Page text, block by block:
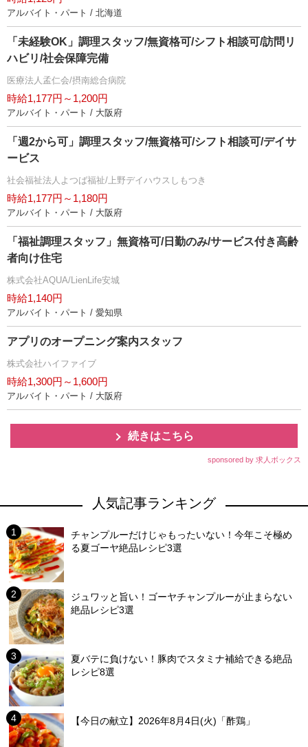
アルバイト・パート / 北海道
「未経験OK」調理スタッフ/無資格可/シフト相談可/訪問リ
ハビリ/社会保障完備
医療法人孟仁会/摂南総合病院
時給1,177円～1,200円
アルバイト・パート / 大阪府
「週2から可」調理スタッフ/無資格可/シフト相談可/デイサ
ービス
社会福祉法人よつば福祉/上野デイハウスしもつき
時給1,177円～1,180円
アルバイト・パート / 大阪府
「福祉調理スタッフ」無資格可/日勤のみ/サービス付き高齢
者向け住宅
株式会社AQUA/LienLife安城
時給1,140円
アルバイト・パート / 愛知県
アプリのオープニング案内スタッフ
株式会社ハイファイブ
時給1,300円～1,600円
アルバイト・パート / 大阪府
続きはこちら
sponsored by 求人ボックス
人気記事ランキング
チャンプルーだけじゃもったいない！今年こそ極め
る夏ゴーヤ絶品レシピ3選
ジュワッと旨い！ゴーヤチャンプルーが止まらない
絶品レシピ3選
夏バテに負けない！豚肉でスタミナ補給できる絶品
レシピ8選
【今日の献立】2026年8月4日(火)「酢鶏」